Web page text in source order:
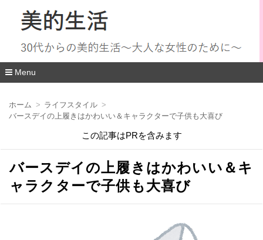
Menu
移
ホーム
ライフスタイル
バースデイの上履きはかわいい＆キャラクターで子供も大喜び
この記事はPRを含みます
バースデイの上履きはかわいい＆キ
ャラクターで子供も大喜び